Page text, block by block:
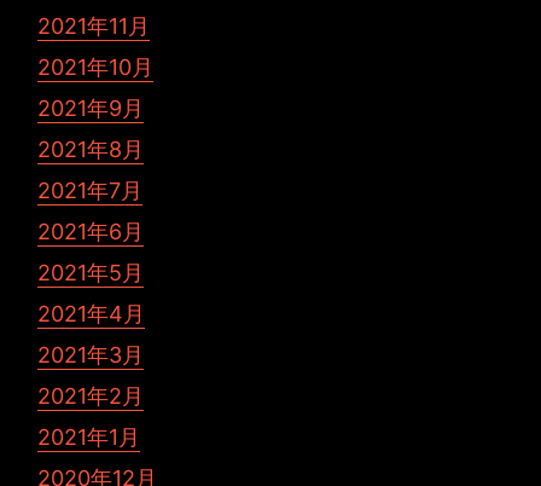
2021年11月
2021年10月
2021年9月
2021年8月
2021年7月
2021年6月
2021年5月
2021年4月
2021年3月
2021年2月
2021年1月
2020年12月